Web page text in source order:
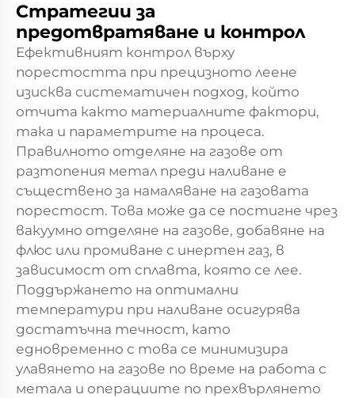
Стратегии за
предотвратяване и контрол
Ефективният контрол върху
порестостта при прецизното леене
изисква систематичен подход, който
отчита както материалните фактори,
така и параметрите на процеса.
Правилното отделяне на газове от
разтопения метал преди наливане е
съществено за намаляване на газовата
порестост. Това може да се постигне чрез
вакуумно отделяне на газове, добавяне на
флюс или промиване с инертен газ, в
зависимост от сплавта, която се лее.
Поддържането на оптимални
температури при наливане осигурява
достатъчна течност, като
едновременно с това се минимизира
улавянето на газове по време на работа с
метала и операциите по прехвърлянето